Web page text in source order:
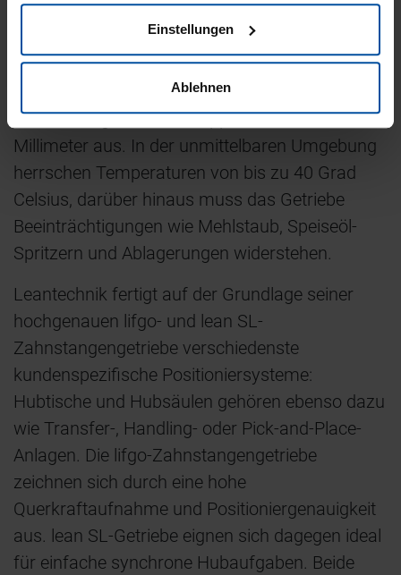
Einstellungen
Ablehnen
5.4 die synchrone Hubbewegung eines Kolbens,
der weichen und klebrigen Rohteig einer Anlage
zur Weiterverarbeitung zuführt. Pro Minute führt
das Getriebe mit einer Hubkraft von 25.000
Newton insgesamt 65 Doppelhübe á 200
Millimeter aus. In der unmittelbaren Umgebung
herrschen Temperaturen von bis zu 40 Grad
Celsius, darüber hinaus muss das Getriebe
Beeinträchtigungen wie Mehlstaub, Speiseöl-
Spritzern und Ablagerungen widerstehen.
Leantechnik fertigt auf der Grundlage seiner
hochgenauen lifgo- und lean SL-
Zahnstangengetriebe verschiedenste
kundenspezifische Positioniersysteme:
Hubtische und Hubsäulen gehören ebenso dazu
wie Transfer-, Handling- oder Pick-and-Place-
Anlagen. Die lifgo-Zahnstangengetriebe
zeichnen sich durch eine hohe
Querkraftaufnahme und Positioniergenauigkeit
aus. lean SL-Getriebe eignen sich dagegen ideal
für einfache synchrone Hubaufgaben. Beide